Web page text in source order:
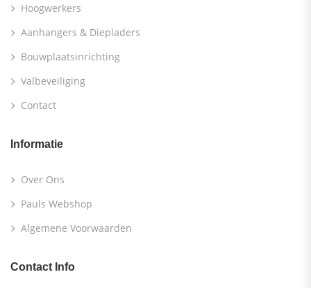
Hoogwerkers
Aanhangers & Diepladers
Bouwplaatsinrichting
Valbeveiliging
Contact
Informatie
Over Ons
Pauls Webshop
Algemene Voorwaarden
Contact Info